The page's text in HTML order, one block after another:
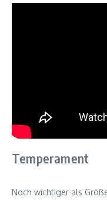
Temperament
Noch wichtiger als